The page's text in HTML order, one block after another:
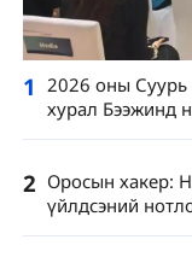
1
2026 оны
хурал Бээжинд
2 Оросын хакер:
үйлдсэний